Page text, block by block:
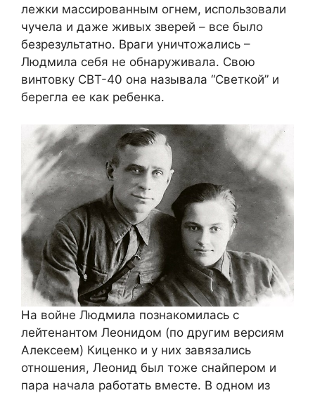
лежки массированным огнем, использовали
чучела и даже живых зверей – все было
безрезультатно. Враги уничтожались –
Людмила себя не обнаруживала. Свою
винтовку СВТ-40 она называла “Светкой” и
берегла ее как ребенка.
На войне Людмила познакомилась с
лейтенантом Леонидом (по другим версиям
Алексеем) Киценко и у них завязались
отношения, Леонид был тоже снайпером и
пара начала работать вместе. В одном из